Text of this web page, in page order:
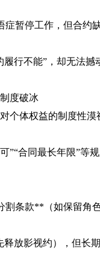
症暂停工作，但合
行不能”，却无法
度破冰
个体权益的制度性漠
”“合同最长年限”等
割条款**（如保留
放影视约），但长